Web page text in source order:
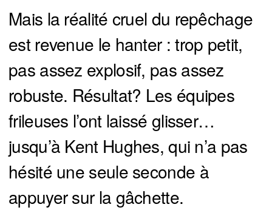
Mais la réalité cruel du repêchage
est revenue le hanter : trop petit,
pas assez explosif, pas assez
robuste. Résultat? Les équipes
frileuses l’ont laissé glisser…
jusqu’à Kent Hughes, qui n’a pas
hésité une seule seconde à
appuyer sur la gâchette.